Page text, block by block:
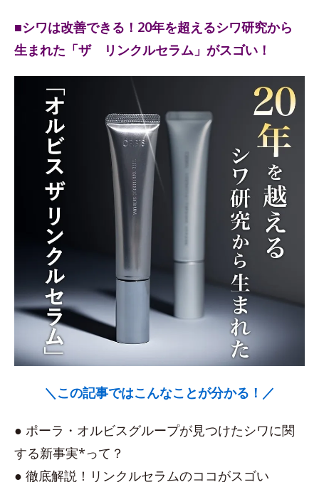
■シワは改善できる！20年を超えるシワ研究から
生まれた「ザ リンクルセラム」がスゴい！
＼この記事ではこんなことが分かる！／
● ポーラ・オルビスグループが見つけたシワに関
する新事実*って？
● 徹底解説！リンクルセラムのココがスゴい